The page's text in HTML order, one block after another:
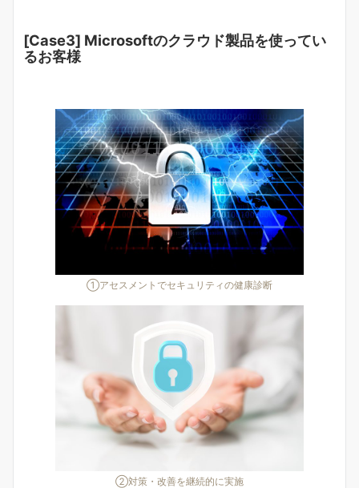
[Case3] Microsoftのクラウド製品を使ってい
るお客様
①アセスメントでセキュリティの健康診断
②対策・改善を継続的に実施